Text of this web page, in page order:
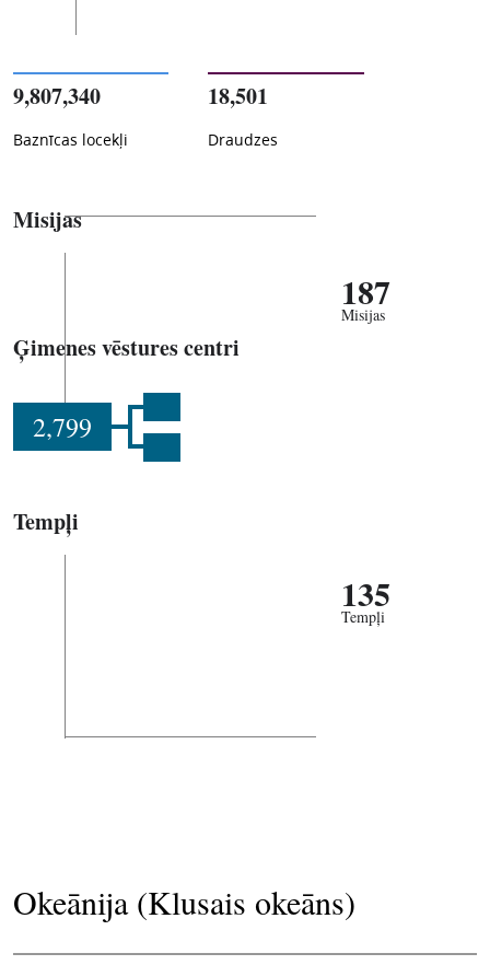
9,807,340
Baznīcas locekļi
18,501
Draudzes
Misijas
187
Misijas
Ģimenes vēstures centri
2,799
Tempļi
135
Tempļi
Okeānija (Klusais okeāns)